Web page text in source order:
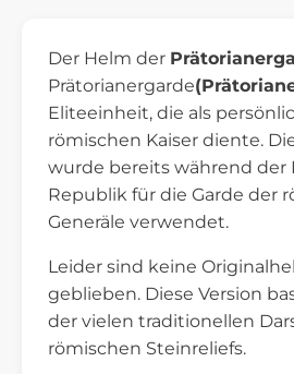
Der Helm der
Prätorianergarde
Eliteeinheit, die als
römischen Kaiser diente.
wurde bereits während der
Republik für die Garde der
Generäle verwendet.
Leider sind keine
geblieben. Diese Version
der vielen traditionellen
römischen Steinreliefs.